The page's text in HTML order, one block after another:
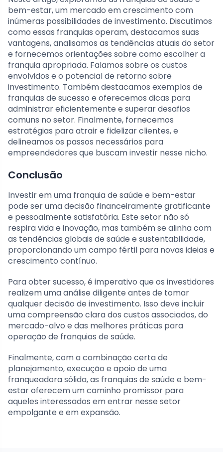
bem-estar, um mercado em crescimento com
inúmeras possibilidades de investimento. Discutimos
como essas franquias operam, destacamos suas
vantagens, analisamos as tendências atuais do setor
e fornecemos orientações sobre como escolher a
franquia apropriada. Falamos sobre os custos
envolvidos e o potencial de retorno sobre
investimento. Também destacamos exemplos de
franquias de sucesso e oferecemos dicas para
administrar eficientemente e superar desafios
comuns no setor. Finalmente, fornecemos
estratégias para atrair e fidelizar clientes, e
delineamos os passos necessários para
empreendedores que buscam investir nesse nicho.
Conclusão
Investir em uma franquia de saúde e bem-estar
pode ser uma decisão financeiramente gratificante
e pessoalmente satisfatória. Este setor não só
respira vida e inovação, mas também se alinha com
as tendências globais de saúde e sustentabilidade,
proporcionando um campo fértil para novas ideias e
crescimento contínuo.
Para obter sucesso, é imperativo que os investidores
realizem uma análise diligente antes de tomar
qualquer decisão de investimento. Isso deve incluir
uma compreensão clara dos custos associados, do
mercado-alvo e das melhores práticas para
operação de franquias de saúde.
Finalmente, com a combinação certa de
planejamento, execução e apoio de uma
franqueadora sólida, as franquias de saúde e bem-
estar oferecem um caminho promissor para
aqueles interessados em entrar nesse setor
empolgante e em expansão.